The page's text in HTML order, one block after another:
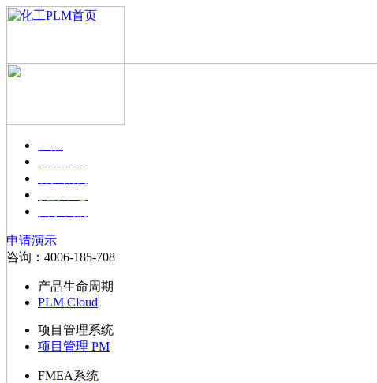
申请演示
咨询：4006-185-708
产品生命周期
PLM Cloud
项目管理系统
项目管理 PM
FMEA系统